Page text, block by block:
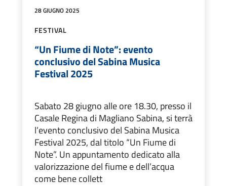
28 GIUGNO 2025
FESTIVAL
“Un Fiume di Note”: evento
conclusivo del Sabina Musica
Festival 2025
Sabato 28 giugno alle ore 18.30, presso il
Casale Regina di Magliano Sabina, si terrà
l’evento conclusivo del Sabina Musica
Festival 2025, dal titolo “Un Fiume di
Note”. Un appuntamento dedicato alla
valorizzazione del fiume e dell’acqua
come bene collett